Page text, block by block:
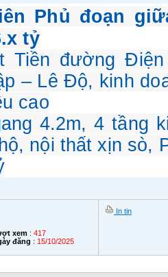
Phủ đoạn
tỷ
Tiền đường
– Lê Độ, kinh
cao
4.2m, 4 tầng
nội thất xịn sò,
xem : 417
đăng : 15/10/2025
In tin